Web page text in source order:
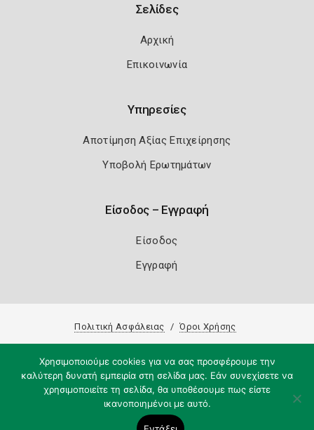
Σελίδες
Αρχική
Επικοινωνία
Υπηρεσίες
Αποτίμηση Αξίας Επιχείρησης
Υποβολή Ερωτημάτων
Είσοδος – Εγγραφή
Είσοδος
Εγγραφή
Πολιτική Ασφάλειας Όροι Χρήσης
Χρησιμοποιούμε cookies για να σας προσφέρουμε την
καλύτερη δυνατή εμπειρία στη σελίδα μας. Εάν συνεχίσετε να
χρησιμοποιείτε τη σελίδα, θα υποθέσουμε πως είστε
ικανοποιημένοι με αυτό.